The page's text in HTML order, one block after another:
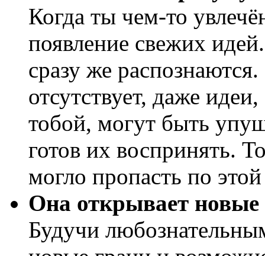
Когда ты чем-то
появление свежих
сразу же
отсутствует, даже
тобой, могут быть
готов их воспринять.
могло пропасть по
Она открывает
Будучи